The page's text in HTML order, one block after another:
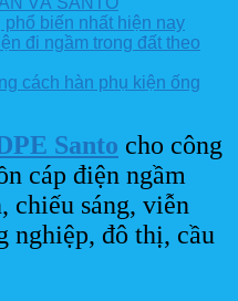
biến nhất hiện nay
đi ngầm trong đất theo
cách hàn phụ kiện ống
Santo cho công
cáp điện ngầm
chiếu sáng, viễn
nghiệp, đô thị, cầu